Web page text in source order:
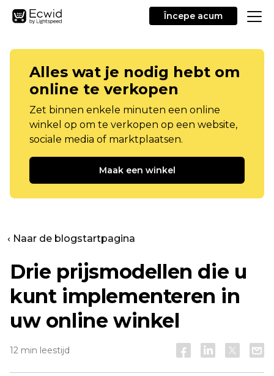
Începe acum
Alles wat je nodig hebt om
online te verkopen
Zet binnen enkele minuten een online
winkel op om te verkopen op een website,
sociale media of marktplaatsen.
Maak een winkel
‹ Naar de blogstartpagina
Drie prijsmodellen die u
kunt implementeren in
uw online winkel
12 min leestijd